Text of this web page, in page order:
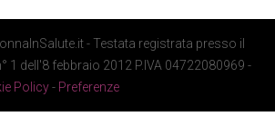
- Testata registrata presso il
1 dell'8 febbraio 2012 P.IVA 04722080969 -
Policy- Preferenze